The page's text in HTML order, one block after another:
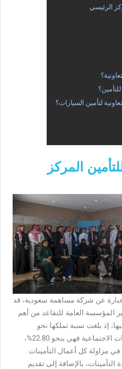
الرئيسي
لتأمين السيارات؟
المركز
عبارة عن شركة مساهمة سعودية، قد
عام 1986، وتعتبر المؤسسة العامة للتقاعد من أهم
إذ بلغت نسبة تملكها نحو
23.70%، أما مؤسسة التأمينات الاجتماعية فهي بنحو 22.80%،
مزاولة كل أعمال التأمينات
التأمينات، بالإضافة إلى تقديم